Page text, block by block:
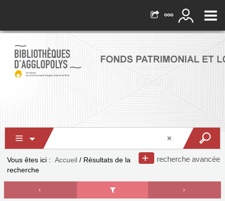
recherche avancée
Vous êtes ici : Accueil / Résultats de la
recherche